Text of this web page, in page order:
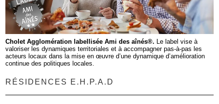
Cholet Agglomération labellisée Ami des aînés®. Le label vise à
valoriser les dynamiques territoriales et à accompagner pas-à-pas les
acteurs locaux dans la mise en œuvre d’une dynamique d’amélioration
continue des politiques locales.
RÉSIDENCES E.H.P.A.D